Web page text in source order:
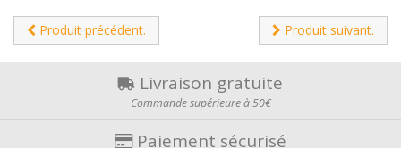
Produit précédent. Produit suivant.
Livraison gratuite
Commande supérieure à 50€
Paiement sécurisé